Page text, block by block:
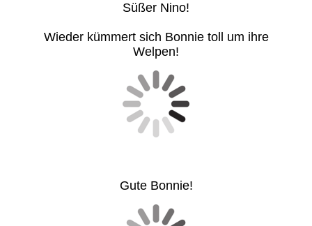
Süßer Nino!
Wieder kümmert sich Bonnie toll um ihre
Welpen!
Gute Bonnie!